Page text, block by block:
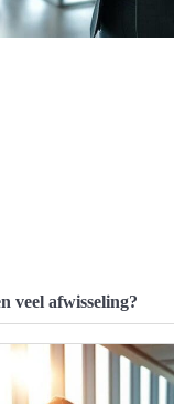
veel afwisseling?